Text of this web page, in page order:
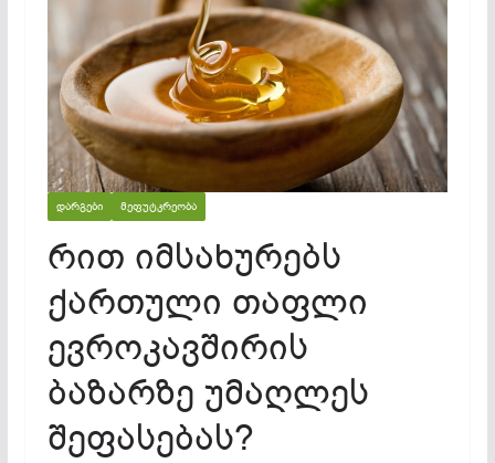
ᲓᲐᲠᲒᲔᲑᲘ ᲛᲔᲤᲣᲢᲙᲠᲔᲝᲑᲐ
რით იმსახურებს
ქართული თაფლი
ევროკავშირის
ბაზარზე უმაღლეს
შეფასებას?